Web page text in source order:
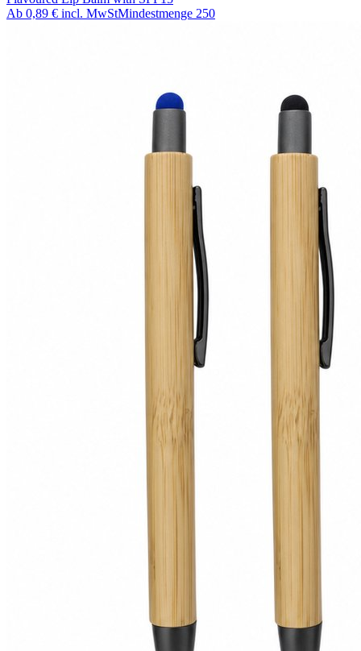
Ab 0,89 € incl. MwStMindestmenge 250